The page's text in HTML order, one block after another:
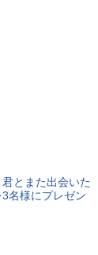
とまた出会いた
名様にプレゼン